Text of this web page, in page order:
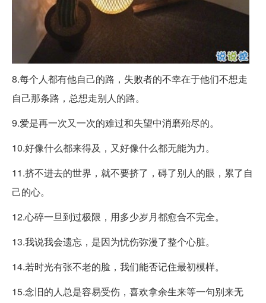
8.每个人都有他自己的路，失败者的不幸在于他们不想走
自己那条路，总想走别人的路。
9.爱是再一次又一次的难过和失望中消磨殆尽的。
10.好像什么都来得及，又好像什么都无能为力。
11.挤不进去的世界，就不要挤了，碍了别人的眼，累了自
己的心。
12.心碎一旦到过极限，用多少岁月都愈合不完全。
13.我说我会遗忘，是因为忧伤弥漫了整个心脏。
14.若时光有张不老的脸，我们能否记住最初模样。
15.念旧的人总是容易受伤，喜欢拿余生来等一句别来无